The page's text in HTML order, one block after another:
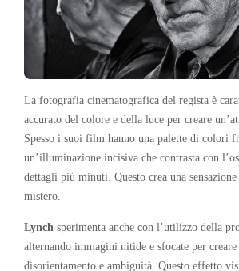
La fotografia cinematografica del regista è
accurato del colore e della luce per creare
Spesso i suoi film hanno una palette di colori
un’illuminazione incisiva che contrasta con
dettagli più minuti. Questo crea una
mistero.
Lynch sperimenta anche con l’utilizzo della
alternando immagini nitide e sfocate per creare
disorientamento e ambiguità. Questo effetto